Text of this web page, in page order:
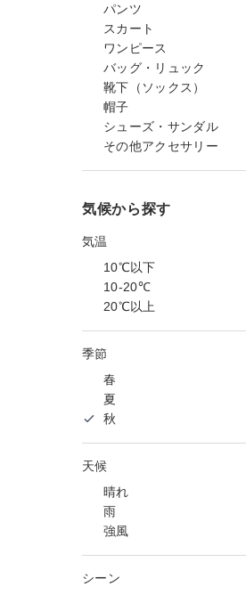
パンツ
スカート
ワンピース
バッグ・リュック
靴下（ソックス）
帽子
シューズ・サンダル
その他アクセサリー
気候から探す
気温
10℃以下
10-20℃
20℃以上
季節
春
夏
秋
天候
晴れ
雨
強風
シーン